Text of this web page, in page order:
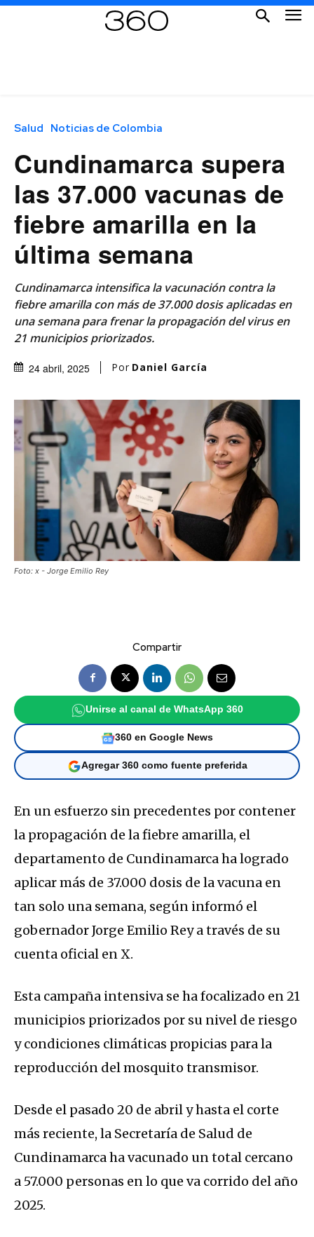
Salud Noticias de Colombia
Cundinamarca supera
las 37.000 vacunas de
fiebre amarilla en la
última semana
Cundinamarca intensifica la vacunación contra la
fiebre amarilla con más de 37.000 dosis aplicadas en
una semana para frenar la propagación del virus en
21 municipios priorizados.
24 abril, 2025 Por Daniel García
Foto: x - Jorge Emilio Rey
Compartir
Unirse al canal de WhatsApp 360
360 en Google News
Agregar 360 como fuente preferida
En un esfuerzo sin precedentes por contener
la propagación de la fiebre amarilla, el
departamento de Cundinamarca ha logrado
aplicar más de 37.000 dosis de la vacuna en
tan solo una semana, según informó el
gobernador Jorge Emilio Rey a través de su
cuenta oficial en X.
Esta campaña intensiva se ha focalizado en 21
municipios priorizados por su nivel de riesgo
y condiciones climáticas propicias para la
reproducción del mosquito transmisor.
Desde el pasado 20 de abril y hasta el corte
más reciente, la Secretaría de Salud de
Cundinamarca ha vacunado un total cercano
a 57.000 personas en lo que va corrido del año
2025.